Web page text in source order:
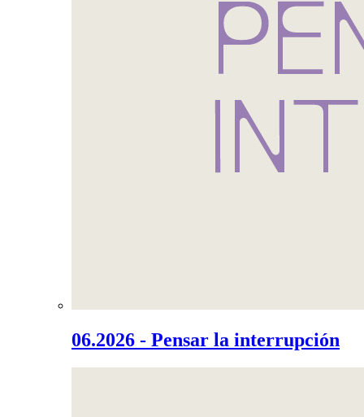
06.2026 - Pensar la interrupción